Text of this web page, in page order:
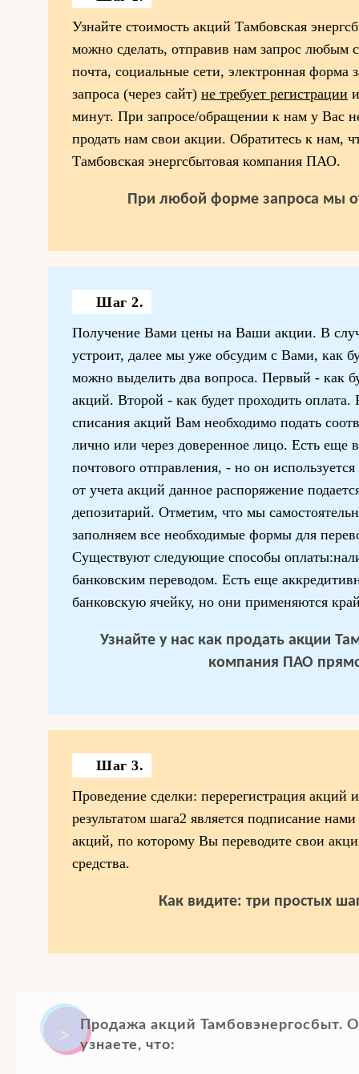
Узнайте стоимость акций Тамбовская
можно сделать, отправив нам запрос любым
почта, социальные сети, электронная форма
запроса (через сайт) не требует регистрации
минут. При запросе/обращении к нам у Вас не
продать нам свои акции. Обратитесь к нам,
Тамбовская энергсбытовая компания ПАО.
При любой форме запроса мы
Шаг 2.
Получение Вами цены на Ваши акции. В
устроит, далее мы уже обсудим с Вами, как
можно выделить два вопроса. Первый - как
акций. Второй - как будет проходить
списания акций Вам необходимо подать
лично или через доверенное лицо. Есть еще
почтового отправления, - но он
от учета акций данное распоряжение
депозитарий. Отметим, что мы
заполняем все необходимые формы для
Существуют следующие способы
банковским переводом. Есть еще
банковскую ячейку, но они применяются
Узнайте у нас как продать акции
компания ПАО
Шаг 3.
Проведение сделки: перерегистрация акций
результатом шага2 является подписание
акций, по которому Вы переводите свои
средства.
Как видите: три простых
Продажа акций Тамбовэнергосбыт.
узнаете, что: